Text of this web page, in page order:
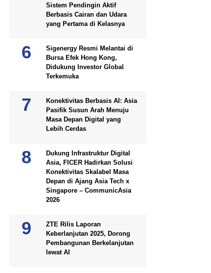
Sistem Pendingin Aktif
Berbasis Cairan dan Udara
yang Pertama di Kelasnya
Sigenergy Resmi Melantai di
Bursa Efek Hong Kong,
Didukung Investor Global
Terkemuka
Konektivitas Berbasis AI: Asia
Pasifik Susun Arah Menuju
Masa Depan Digital yang
Lebih Cerdas
Dukung Infrastruktur Digital
Asia, FICER Hadirkan Solusi
Konektivitas Skalabel Masa
Depan di Ajang Asia Tech x
Singapore – CommunicAsia
2026
ZTE Rilis Laporan
Keberlanjutan 2025, Dorong
Pembangunan Berkelanjutan
lewat AI